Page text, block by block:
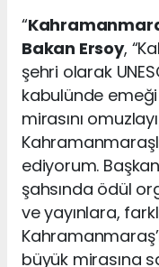
“
Bakan Ersoy,
şehri olarak
kabulünde
mirasını
ediyorum.
şahsında ödül
ve yayınlara,
büyük mirasına